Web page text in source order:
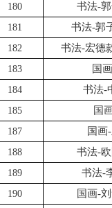
180 书法-
181 书法-郭
182 书法-宏德
183 国
184 书法-
185 国
187 国画
188 书法-
189 书法-
190 国画-